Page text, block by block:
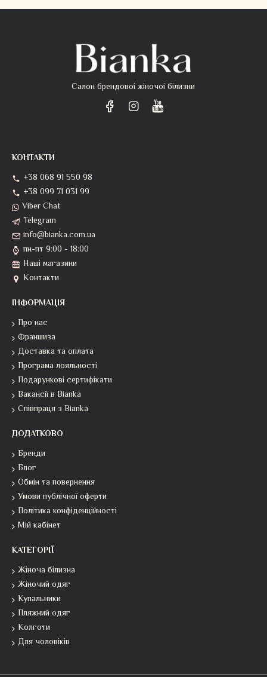
Салон брендовоі жіночоі білизни
КОНТАКТИ
+38 068 91 550 98
+38 099 71 031 99
Viber Chat
Telegram
info@bianka.com.ua
пн-пт 9:00 - 18:00
Наші магазини
Контакти
ІНФОРМАЦІЯ
Про нас
Франшиза
Доставка та оплата
Програма лояльності
Подарункові сертифікати
Вакансії в Bianka
Співпраця з Bianka
ДОДАТКОВО
Бренди
Блог
Обмін та повернення
Умови публічної оферти
Політика конфіденційності
Мій кабінет
КАТЕГОРІЇ
Жіноча білизна
Жіночий одяг
Купальники
Пляжний одяг
Колготи
Для чоловіків